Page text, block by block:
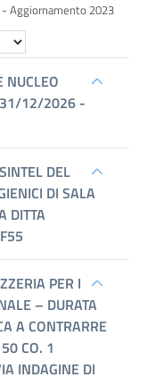
- Aggiornamento 2023